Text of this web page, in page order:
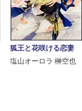
狐王と花咲ける恋妻
塩山オーロラ 榊空也